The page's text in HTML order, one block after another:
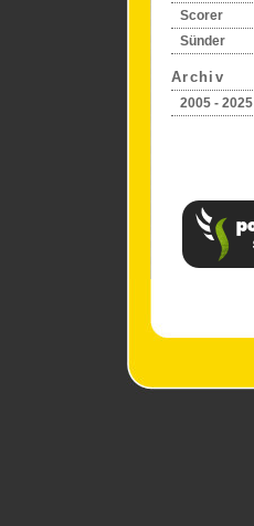
Scorer
Sünder
Archiv
2005 - 2025